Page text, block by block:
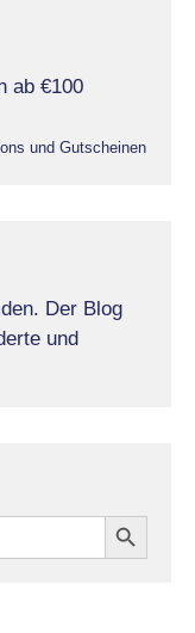
ab €100
und Gutscheinen
Der Blog
und
Search Button